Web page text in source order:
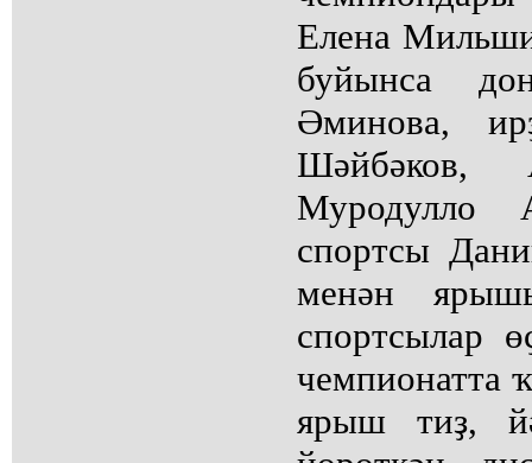
Елена
буйынса
Әминова,
Шәйбәков,
Муродулло
спортсы
менән
спортсылар
чемпионатта
ярыш тиҙ,